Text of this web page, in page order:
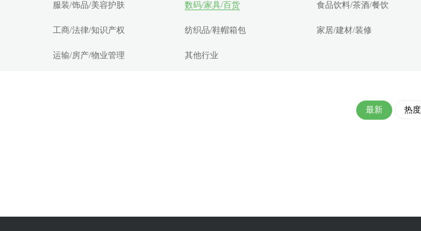
服装/饰品/美容护肤 数码/家具/百货 食品饮料/茶酒/餐饮
工商/法律/知识产权 纺织品/鞋帽箱包 家居/建材/装修
运输/房产/物业管理 其他行业
最新 热度